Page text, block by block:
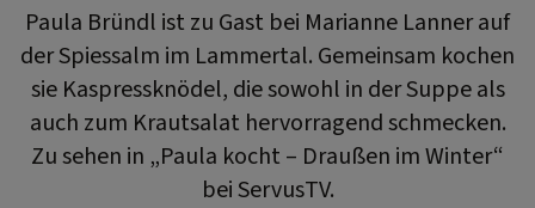
Paula Bründl ist zu Gast bei Marianne Lanner auf
der Spiessalm im Lammertal. Gemeinsam kochen
sie Kaspressknödel, die sowohl in der Suppe als
auch zum Krautsalat hervorragend schmecken.
Zu sehen in „Paula kocht – Draußen im Winter“
bei ServusTV.